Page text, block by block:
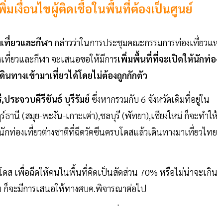
เงื่อนไขผู้ติดเชื้อในพื้นที่ต้องเป็นศูนย์
ที่ยวและกีฬา กล่าวว่าในการประชุมคณะกรรมการท่องเที่ยวแ
ยวและกีฬา จะเสนอขอให้มีการเพิ่มพื้นที่ที่จะเปิดให้นักท่อ
ทางเข้ามาเที่ยวได้โดยไม่ต้องถูกกักตัว
ประจวบคีรีขันธ์ บุรีรัมย์ ซึ่งหากรวมกับ 6 จังหวัดเดิมที่อยู่ใน
ธานี (สมุย-พะงัน-เกาะเต่า),ชลบุรี (พัทยา),เชียงใหม่ ก็จะทำใ
องเที่ยวต่างชาติที่ฉีดวัคซีนครบโดสแล้วเดินทางมาเที่ยวไทย
ดส เพื่อฉีดให้คนในพื้นที่คิดเป็นสัดส่วน 70% หรือไม่น่าจะเกิน
จะมีการเสนอให้ทางศบค.พิจารณาต่อไป